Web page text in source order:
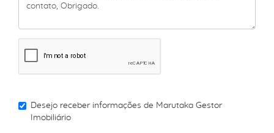
Desejo receber informações de Marutaka Gestor
Imobiliário